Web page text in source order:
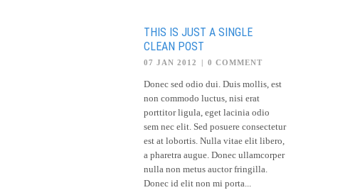
THIS IS JUST A SINGLE
CLEAN POST
07 JAN 2012 | 0 COMMENT
Donec sed odio dui. Duis mollis, est
non commodo luctus, nisi erat
porttitor ligula, eget lacinia odio
sem nec elit. Sed posuere consectetur
est at lobortis. Nulla vitae elit libero,
a pharetra augue. Donec ullamcorper
nulla non metus auctor fringilla.
Donec id elit non mi porta...